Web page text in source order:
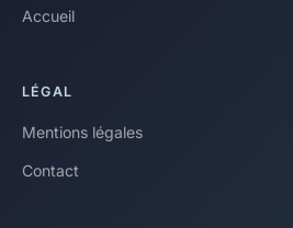
Accueil
LÉGAL
Mentions légales
Contact